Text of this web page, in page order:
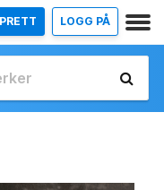
LOGG PÅ